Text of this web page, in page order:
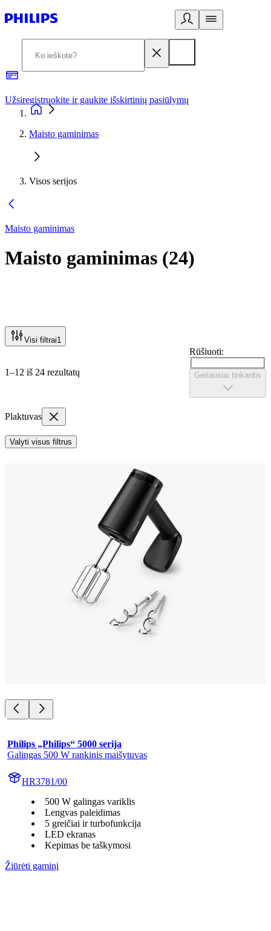
Užsiregistruokite ir gaukite išskirtinių pasiūlymų
Maisto gaminimas
Visos serijos
Maisto gaminimas
Maisto gaminimas (24)
Visi filtrai1
1–12 iš 24 rezultatų
Rūšiuoti:
Geriausiai tinkantis
Plaktuvas
Valyti visus filtrus
Philips „Philips“ 5000 serija
Galingas 500 W rankinis maišytuvas
HR3781/00
500 W galingas variklis
Lengvas paleidimas
5 greičiai ir turbofunkcija
LED ekranas
Kepimas be taškymosi
Žiūrėti gaminį